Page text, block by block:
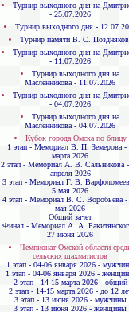
Турнир выходного дня на
- 25.07.2026
Турнир выходного дня -
Турнир памяти В. С.
Турнир выходного дня на
- 11.07.2026
Турнир выходного дня на
Масленникова - 11.07.2026
Турнир выходного дня на
- 04.07.2026
Турнир выходного дня на
Масленникова - 04.07.2026
Кубок города Омска по блицу
1 этап - Мемориал В. П. Земерова -
марта 2026
2 этап - Мемориал А. В. Сальникова
апреля 2026
3 этап - Мемориал Г. В.
5 мая 2026
4 этап - Мемориал В. С. Воробьева -
мая 2026
Общий зачет
Финал - Мемориал А. А.
27 июня 2026
Чемпионат Омской области
сельских шахматистов
1 этап - 04-06 января 2026 -
1 этап - 04-06 января 2026 -
2 этап - 14-15 марта 2026 - общий
2 этап - 14-15 марта 2026 - до 12
3 этап - 13 июня 2026 - мужчины
3 этап - 13 июня 2026 - женщины